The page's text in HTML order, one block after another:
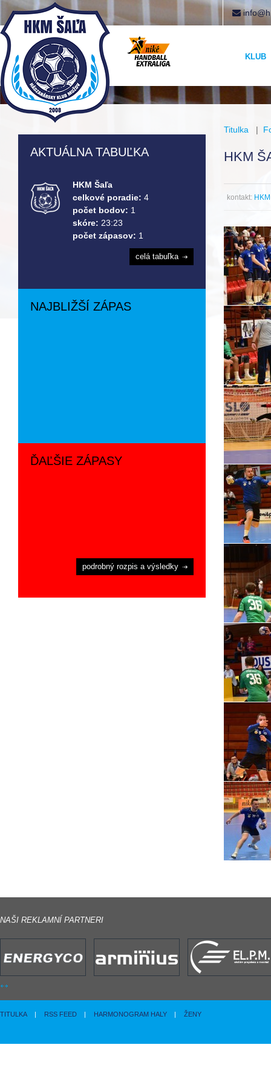
KLUB
Titulka |
HKM
kontakt:
AKTUÁLNA TABUĽKA
HKM Šaľa
celkové poradie: 4
počet bodov: 1
skóre: 23:23
počet zápasov: 1
celá tabuľka
NAJBLIŽŠÍ ZÁPAS
ĎAĽŠIE ZÁPASY
podrobný rozpis a výsledky
NAŠI REKLAMNÍ PARTNERI
TITULKA | RSS FEED | HARMONOGRAM HALY | ŽENY